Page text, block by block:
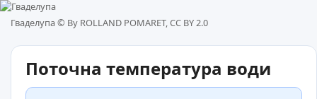
Гваделупа © By ROLLAND POMARET, CC BY 2.0
Поточна температура води